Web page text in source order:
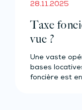
28.11.2025
Taxe
vue ?
Une vaste
bases
foncière est